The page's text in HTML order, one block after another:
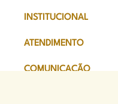
INSTITUCIONAL
ATENDIMENTO
COMUNICAÇÃO